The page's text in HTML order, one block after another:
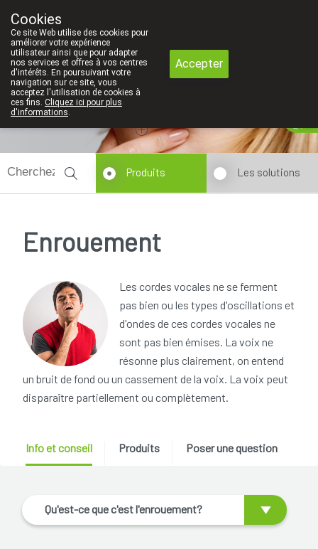
010/416070
Aujourd'hui A présent
Produits Les solutions
Enrouement
Les cordes vocales ne se ferment
pas bien ou les types d'oscillations et
d'ondes de ces cordes vocales ne
sont pas bien émises. La voix ne
résonne plus clairement, on entend
un bruit de fond ou un cassement de la voix. La voix peut
disparaître partiellement ou complètement.
Info et conseil Produits Poser une question
Qu'est-ce que c'est l'enrouement?
Cookies
Ce site Web utilise des cookies pour
améliorer votre expérience
utilisateur ainsi que pour adapter
nos services et offres à vos centres
d'intérêts. En poursuivant votre
navigation sur ce site, vous
acceptez l'utilisation de cookies à
ces fins. Cliquez ici pour plus
d'informations.
Accepter